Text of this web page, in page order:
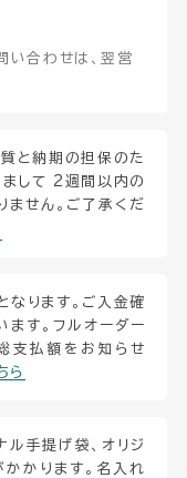
い合わせは、翌営
と納期の担保のた
まして 2週間以内の
せん。ご了承くだ
ります。ご入金確
す。フルオーダー
支払額をお知らせ
ら
ル手提げ袋、オリジ
かります。名入れ